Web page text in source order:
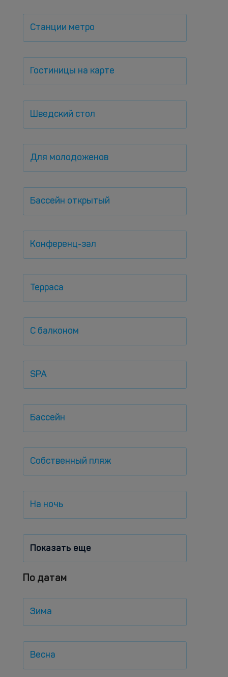
Станции метро
Гостиницы на карте
Шведский стол
Для молодоженов
Бассейн открытый
Конференц-зал
Терраса
С балконом
SPA
Бассейн
Собственный пляж
На ночь
Показать еще
По датам
Зима
Весна